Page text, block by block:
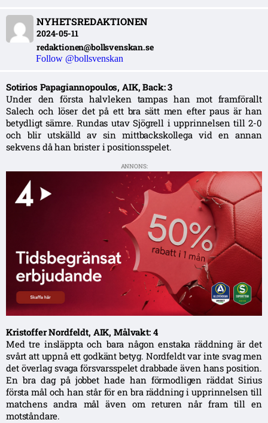
NYHETSREDAKTIONEN
2024-05-11
redaktionen@bollsvenskan.se
Follow @bollsvenskan
Sotirios Papagiannopoulos, AIK, Back: 3
Under den första halvleken tampas han mot framförallt
Salech och löser det på ett bra sätt men efter paus är han
betydligt sämre. Rundas utav Sjögrell i upprinnelsen till 2-0
och blir utskälld av sin mittbackskollega vid en annan
sekvens då han brister i positionsspelet.
ANNONS:
Kristoffer Nordfeldt, AIK, Målvakt: 4
Med tre insläppta och bara någon enstaka räddning är det
svårt att uppnå ett godkänt betyg. Nordfeldt var inte svag men
det överlag svaga försvarsspelet drabbade även hans position.
En bra dag på jobbet hade han förmodligen räddat Sirius
första mål och han står för en bra räddning i upprinnelsen till
matchens andra mål även om returen når fram till en
motståndare.